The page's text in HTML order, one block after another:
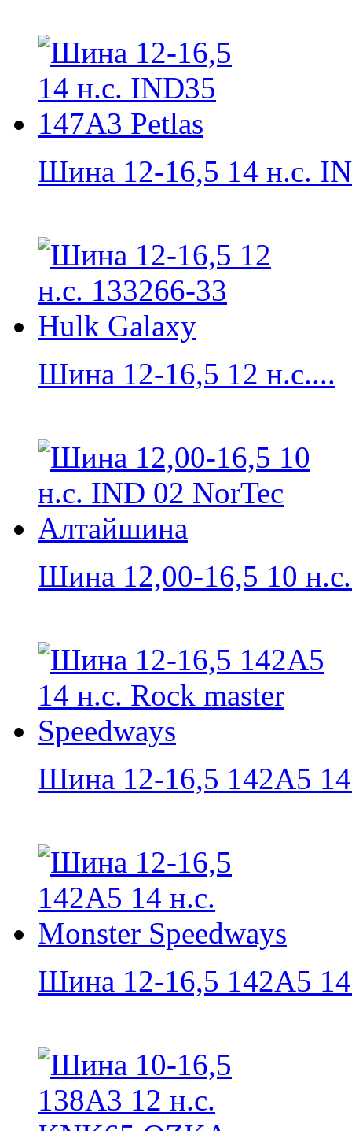
Шина 12-16,5 14 н.с.
Шина 12-16,5 12 н.с....
Шина 12,00-16,5 10
Шина 12-16,5 142A5
Шина 12-16,5 142A5